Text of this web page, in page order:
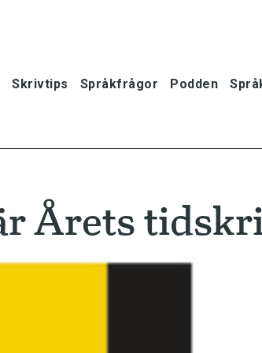
Skrivtips Språkfrågor Podden
Årets